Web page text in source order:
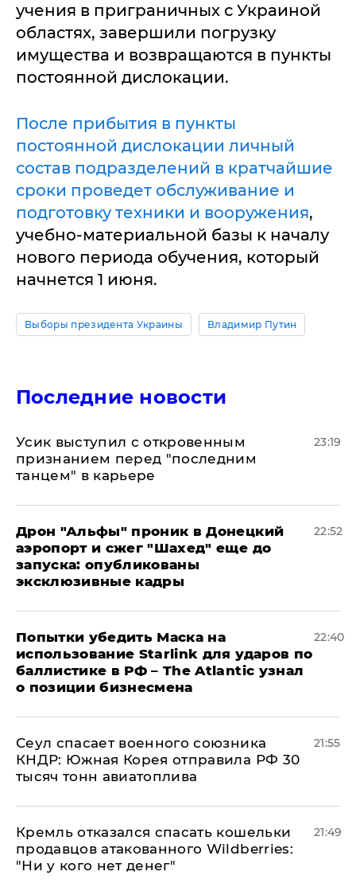
учения в приграничных с Украиной
областях, завершили погрузку
имущества и возвращаются в пункты
постоянной дислокации.
После прибытия в пункты
постоянной дислокации личный
состав подразделений в кратчайшие
сроки проведет обслуживание и
подготовку техники и вооружения,
учебно-материальной базы к началу
нового периода обучения, который
начнется 1 июня.
Выборы президента Украины Владимир Путин
Последние новости
Усик выступил с откровенным
признанием перед "последним
танцем" в карьере
23:19
Дрон "Альфы" проник в Донецкий
аэропорт и сжег "Шахед" еще до
запуска: опубликованы
эксклюзивные кадры
22:52
Попытки убедить Маска на
использование Starlink для ударов по
баллистике в РФ – The Atlantic узнал
о позиции бизнесмена
22:40
​Сеул спасает военного союзника
КНДР: Южная Корея отправила РФ 30
тысяч тонн авиатоплива
21:55
Кремль отказался спасать кошельки
продавцов атакованного Wildberries:
"Ни у кого нет денег"
21:49